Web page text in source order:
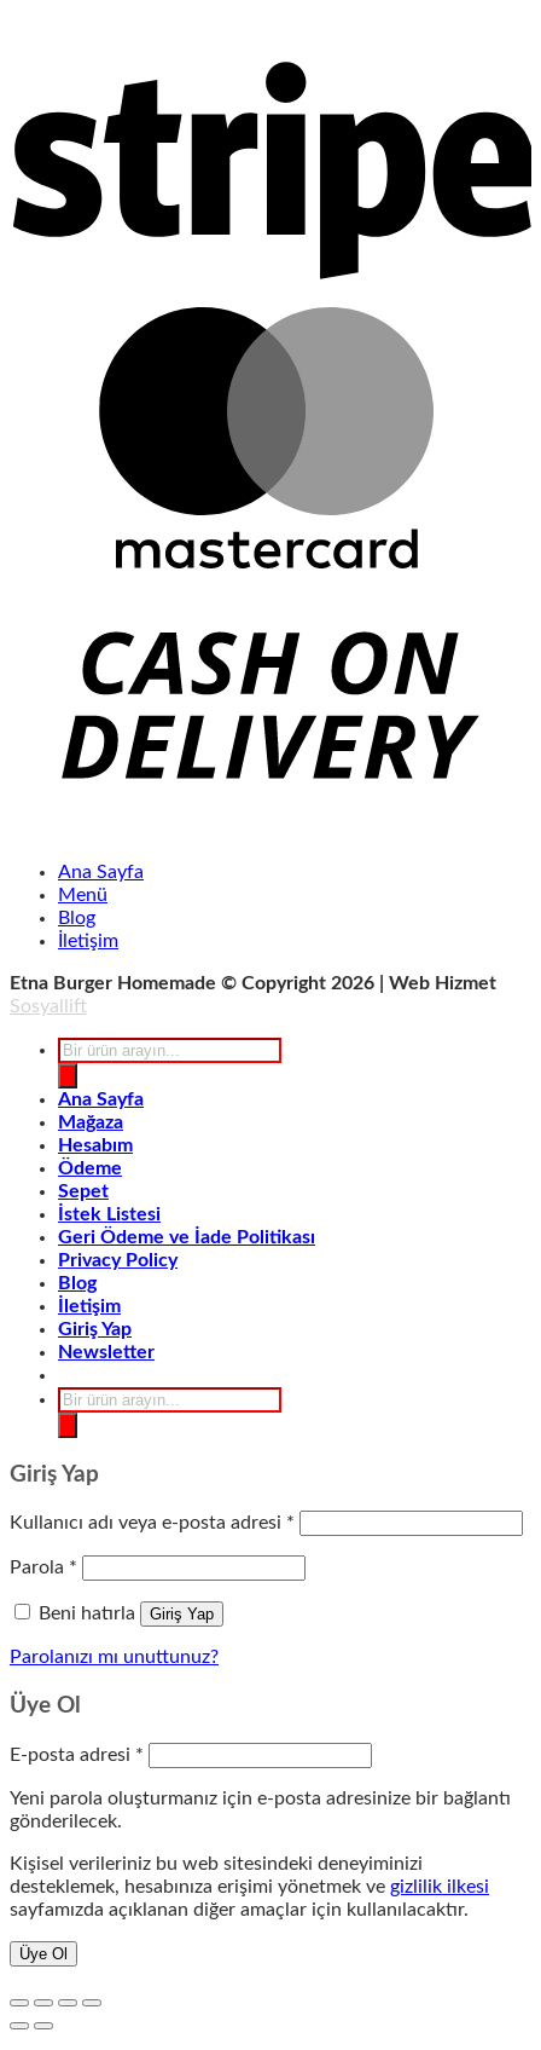
Ana Sayfa
Menü
Blog
İletişim
Etna Burger Homemade © Copyright 2026 | Web Hizmet
Sosyallift
Products
search
Ana Sayfa
Mağaza
Hesabım
Ödeme
Sepet
İstek Listesi
Geri Ödeme ve İade Politikası
Privacy Policy
Blog
İletişim
Giriş Yap
Newsletter
Products
search
Giriş Yap
Kullanıcı adı veya e-posta adresi *
Parola *
Beni hatırla Giriş Yap
Parolanızı mı unuttunuz?
Üye Ol
E-posta adresi *
Yeni parola oluşturmanız için e-posta adresinize bir bağlantı
gönderilecek.
Kişisel verileriniz bu web sitesindeki deneyiminizi
desteklemek, hesabınıza erişimi yönetmek ve gizlilik ilkesi
sayfamızda açıklanan diğer amaçlar için kullanılacaktır.
Üye Ol